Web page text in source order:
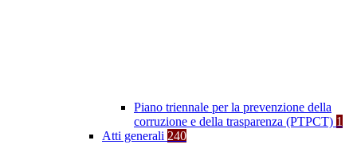
Piano triennale per la prevenzione della
corruzione e della trasparenza (PTPCT) 1
Atti generali 240